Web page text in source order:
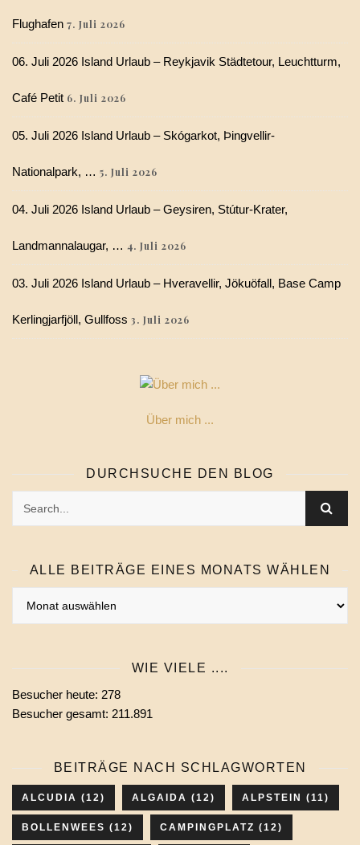
Flughafen 7. Juli 2026
06. Juli 2026 Island Urlaub – Reykjavik Städtetour, Leuchtturm,
Café Petit 6. Juli 2026
05. Juli 2026 Island Urlaub – Skógarkot, Þingvellir-
Nationalpark, … 5. Juli 2026
04. Juli 2026 Island Urlaub – Geysiren, Stútur-Krater,
Landmannalaugar, … 4. Juli 2026
03. Juli 2026 Island Urlaub – Hveravellir, Jökuöfall, Base Camp
Kerlingjarfjöll, Gullfoss 3. Juli 2026
Über mich ...
DURCHSUCHE DEN BLOG
ALLE BEITRÄGE EINES MONATS WÄHLEN
wählen
WIE VIELE ....
Besucher heute: 278
Besucher gesamt: 211.891
BEITRÄGE NACH SCHLAGWORTEN
ALCUDIA (12) ALGAIDA (12) ALPSTEIN (11)
BOLLENWEES (12) CAMPINGPLATZ (12)